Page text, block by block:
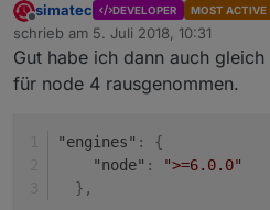
Offline
simatec DEVELOPER MOST ACTIVE
schrieb am 5. Juli 2018, 10:31
zuletzt editiert von
Gut habe ich dann auch
für node 4 rausgenommen.
"engines" :
{
"node" :
">=6.0.0"
} ,